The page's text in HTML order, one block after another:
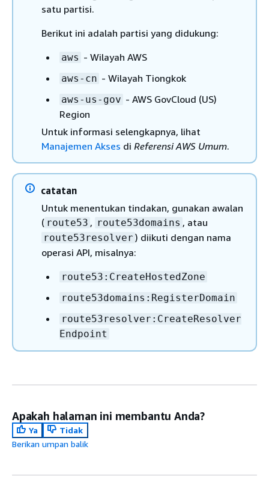
satu partisi.
Berikut ini adalah partisi yang didukung:
aws - Wilayah AWS
aws-cn - Wilayah Tiongkok
aws-us-gov - AWS GovCloud (US)
Region
Untuk informasi selengkapnya, lihat
Manajemen Akses di Referensi AWS Umum.
catatan
Untuk menentukan tindakan, gunakan awalan
( route53 , route53domains , atau
route53resolver ) diikuti dengan nama
operasi API, misalnya:
route53:CreateHostedZone
route53domains:RegisterDomain
route53resolver:CreateResolver
Endpoint
Apakah halaman ini membantu Anda?
Ya
Tidak
Berikan umpan balik